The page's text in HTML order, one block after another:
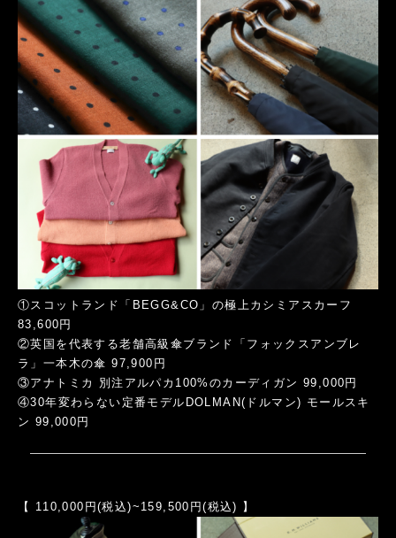
①スコットランド「BEGG&CO」の極上カシミアスカーフ
83,600円
②英国を代表する老舗高級傘ブランド「フォックスアンブレ
ラ」一本木の傘 97,900円
③アナトミカ 別注アルパカ100%のカーディガン 99,000円
④30年変わらない定番モデルDOLMAN(ドルマン) モールスキ
ン 99,000円
【 110,000円(税込)~159,500円(税込) 】